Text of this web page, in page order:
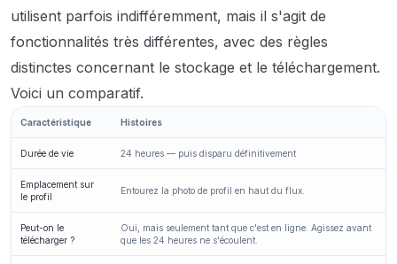
utilisent parfois indifféremment, mais il s'agit de
fonctionnalités très différentes, avec des règles
distinctes concernant le stockage et le téléchargement.
Voici un comparatif.
Caractéristique Histoires
Durée de vie 24 heures — puis disparu définitivement
Emplacement sur
le profil
Entourez la photo de profil en haut du flux.
Peut-on le
télécharger ?
Oui, mais seulement tant que c'est en ligne. Agissez avant
que les 24 heures ne s'écoulent.